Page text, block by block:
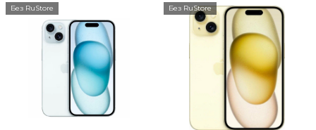
Без RuStore Без RuStore